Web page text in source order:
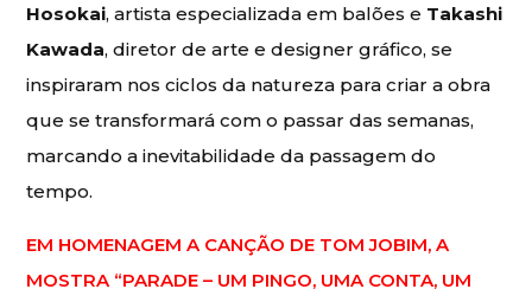
Hosokai, artista especializada em balões e Takashi
Kawada, diretor de arte e designer gráfico, se
inspiraram nos ciclos da natureza para criar a obra
que se transformará com o passar das semanas,
marcando a inevitabilidade da passagem do
tempo.
EM HOMENAGEM A CANÇÃO DE TOM JOBIM, A
MOSTRA “PARADE – UM PINGO, UMA CONTA, UM